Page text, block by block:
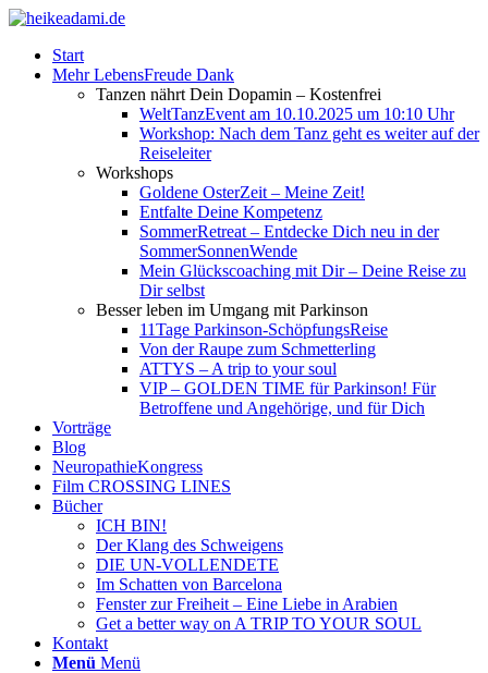
Start
Mehr LebensFreude Dank
Tanzen nährt Dein Dopamin – Kostenfrei
WeltTanzEvent am 10.10.2025 um 10:10 Uhr
Workshop: Nach dem Tanz geht es weiter auf der
Reiseleiter
Workshops
Goldene OsterZeit – Meine Zeit!
Entfalte Deine Kompetenz
SommerRetreat – Entdecke Dich neu in der
SommerSonnenWende
Mein Glückscoaching mit Dir – Deine Reise zu
Dir selbst
Besser leben im Umgang mit Parkinson
11Tage Parkinson-SchöpfungsReise
Von der Raupe zum Schmetterling
ATTYS – A trip to your soul
VIP – GOLDEN TIME für Parkinson! Für
Betroffene und Angehörige, und für Dich
Vorträge
Blog
NeuropathieKongress
Film CROSSING LINES
Bücher
ICH BIN!
Der Klang des Schweigens
DIE UN-VOLLENDETE
Im Schatten von Barcelona
Fenster zur Freiheit – Eine Liebe in Arabien
Get a better way on A TRIP TO YOUR SOUL
Kontakt
Menü Menü